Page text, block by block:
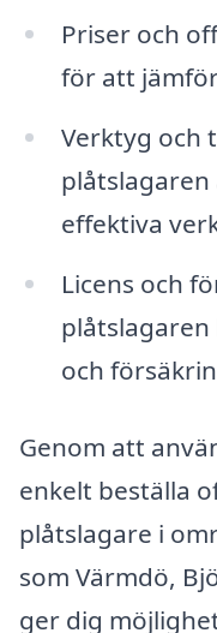
Priser och
för att
Verktyg och
effektiva
Licens och
och
Genom att
enkelt beställa
plåtslagare i
som Värmdö,
ger dig